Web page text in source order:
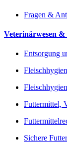
Fragen &
Veterinärwesen
Entsorgung
Futtermittel,
Sichere